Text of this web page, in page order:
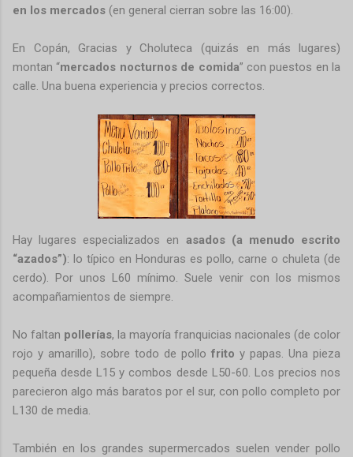
en los mercados (en general cierran sobre las 16:00).
En Copán, Gracias y Choluteca (quizás en más lugares)
montan “mercados nocturnos de comida” con puestos en la
calle. Una buena experiencia y precios correctos.
Hay lugares especializados en asados (a menudo escrito
“azados”): lo típico en Honduras es pollo, carne o chuleta (de
cerdo). Por unos L60 mínimo. Suele venir con los mismos
acompañamientos de siempre.
No faltan pollerías, la mayoría franquicias nacionales (de color
rojo y amarillo), sobre todo de pollo frito y papas. Una pieza
pequeña desde L15 y combos desde L50-60. Los precios nos
parecieron algo más baratos por el sur, con pollo completo por
L130 de media.
También en los grandes supermercados suelen vender pollo